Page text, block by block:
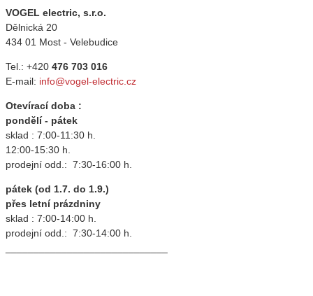
VOGEL electric, s.r.o.
Dělnická 20
434 01 Most - Velebudice
Tel.: +420 476 703 016
E-mail: info@vogel-electric.cz
Otevírací doba :
pondělí - pátek
sklad : 7:00-11:30 h.
12:00-15:30 h.
prodejní odd.: 7:30-16:00 h.
pátek (od 1.7. do 1.9.)
přes letní prázdniny
sklad : 7:00-14:00 h.
prodejní odd.: 7:30-14:00 h.